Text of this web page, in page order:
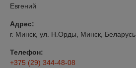
Евгений
Адрес:
г. Минск, ул. Н.Орды, Минск, Беларусь
Телефон:
+375 (29) 344-48-08